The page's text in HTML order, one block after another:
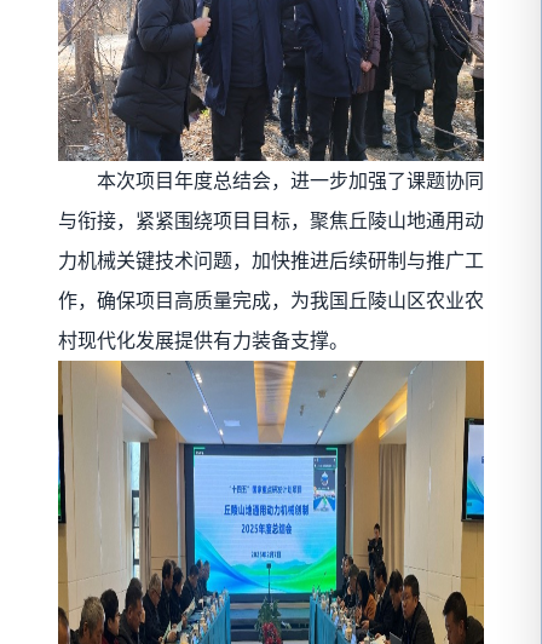
本次项目年度总结会，进一步加强了课题协同
与衔接，紧紧围绕项目目标，聚焦丘陵山地通用动
力机械关键技术问题，加快推进后续研制与推广工
作，确保项目高质量完成，为我国丘陵山区农业农
村现代化发展提供有力装备支撑。